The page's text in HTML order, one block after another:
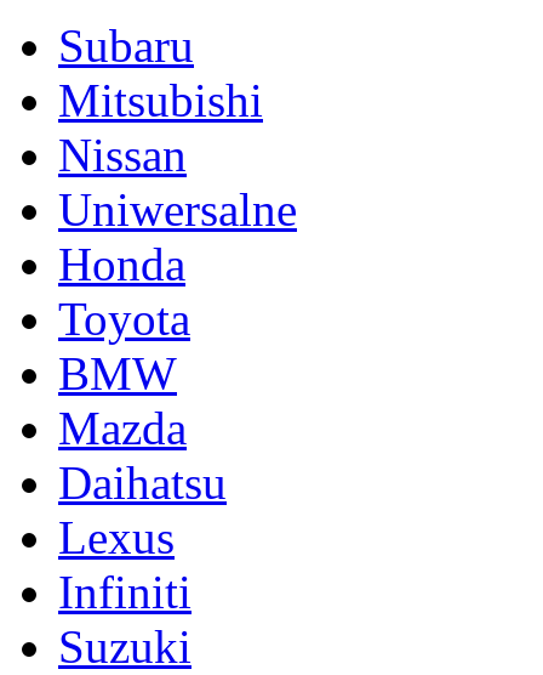
Subaru
Mitsubishi
Nissan
Uniwersalne
Honda
Toyota
BMW
Mazda
Daihatsu
Lexus
Infiniti
Suzuki